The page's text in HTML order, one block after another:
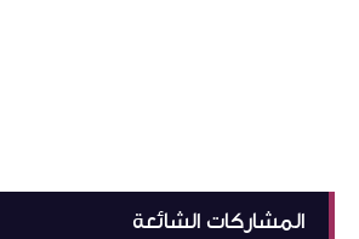
المشاركات الشائعة